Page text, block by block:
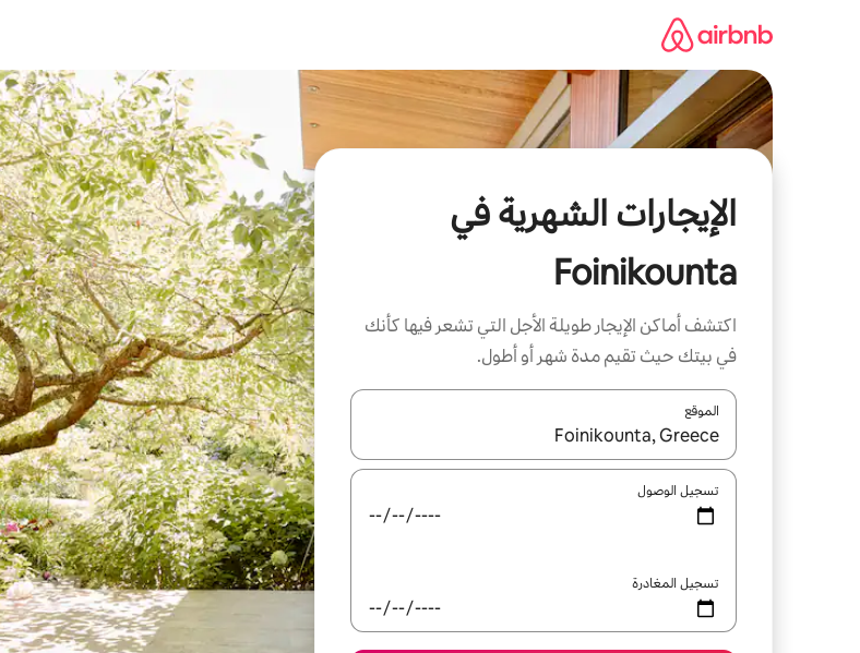
الإيجارات الشهرية في
Foinikounta
اكتشف أماكن الإيجار طويلة الأجل التي تشعر فيها كأنك
في بيتك حيث تقيم مدة شهر أو أطول.
الموقع
عند توفر النتائج، انتقل باستخدام السهمين لأعلى ولأسفل أو استكشف عن طريق اللمس أو السحب.
تسجيل الوصول
تسجيل المغادرة